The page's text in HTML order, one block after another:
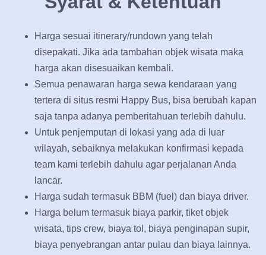
Harga sesuai itinerary/rundown yang telah
disepakati. Jika ada tambahan objek wisata maka
harga akan disesuaikan kembali.
Semua penawaran harga sewa kendaraan yang
tertera di situs resmi Happy Bus, bisa berubah kapan
saja tanpa adanya pemberitahuan terlebih dahulu.
Untuk penjemputan di lokasi yang ada di luar
wilayah, sebaiknya melakukan konfirmasi kepada
team kami terlebih dahulu agar perjalanan Anda
lancar.
Harga sudah termasuk BBM (fuel) dan biaya driver.
Harga belum termasuk biaya parkir, tiket objek
wisata, tips crew, biaya tol, biaya penginapan supir,
biaya penyebrangan antar pulau dan biaya lainnya.